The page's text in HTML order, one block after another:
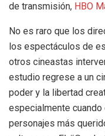
de transmisión, HBO
No es raro que los
los espectáculos de
otros cineastas
estudio regrese a un
poder y la libertad
especialmente
personajes más